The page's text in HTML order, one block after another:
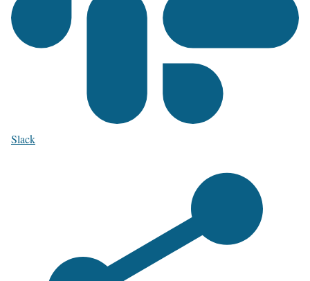
Slack